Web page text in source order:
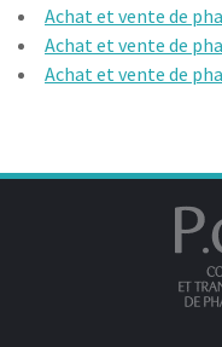
Achat et vente de
Achat et vente de
Achat et vente de